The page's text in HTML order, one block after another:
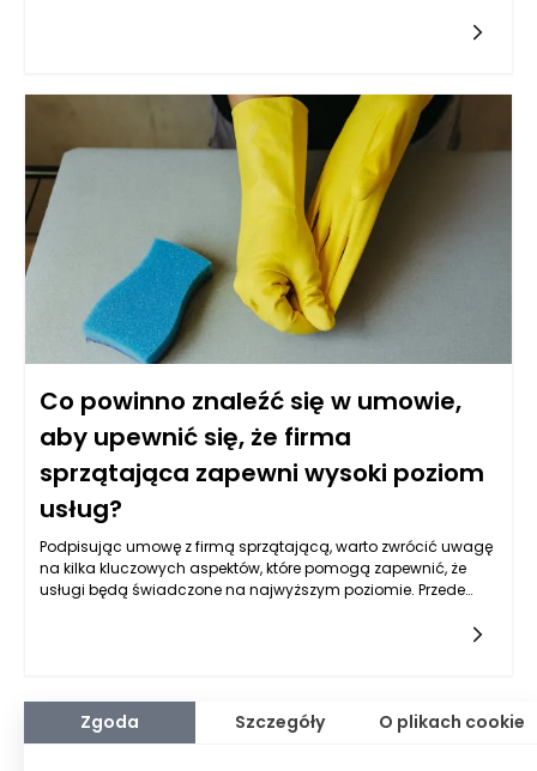
Co powinno znaleźć się w umowie,
aby upewnić się, że firma
sprzątająca zapewni wysoki poziom
usług?
Podpisując umowę z firmą sprzątającą, warto zwrócić uwagę
na kilka kluczowych aspektów, które pomogą zapewnić, że
usługi będą świadczone na najwyższym poziomie. Przede
czyszczenie wykładzin. Klient powinien mieć pewność, że
wszystkie istotne elementy są uwzględnione w ofercie. W
przeciwnym razie, może dojść do nieporozumień i
Zgoda Szczegóły O plikach cookie